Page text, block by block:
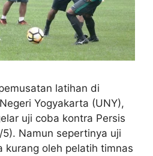
latihan di
Yogyakarta (UNY),
uji coba kontra Persis
Namun sepertinya uji
kurang oleh pelatih timnas